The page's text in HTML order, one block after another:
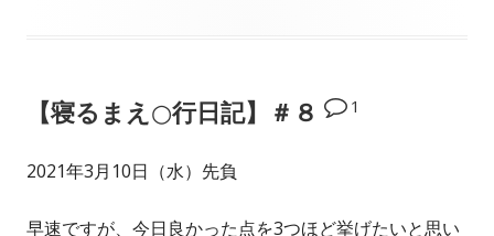
リ
【寝るまえ○行日記】＃８ 1
2021年3月10日（水）先負
早速ですが、今日良かった点を3つほど挙げたいと思い